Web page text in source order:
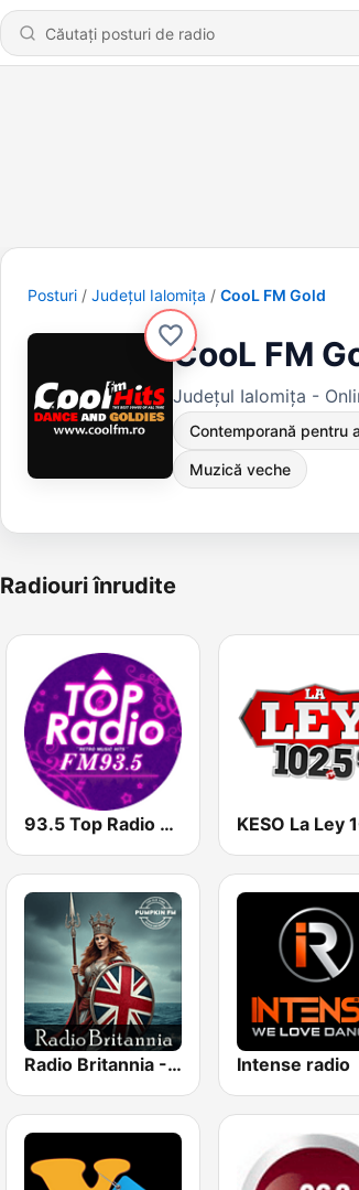
Posturi Județul Ialomița CooL FM Gold
CooL FM
Județul Ialomița -
Contemporană pentru
Muzică veche
Radiouri înrudite
93.5 Top Radio FM
Radio Britannia - Pumpkin FM Intense radio